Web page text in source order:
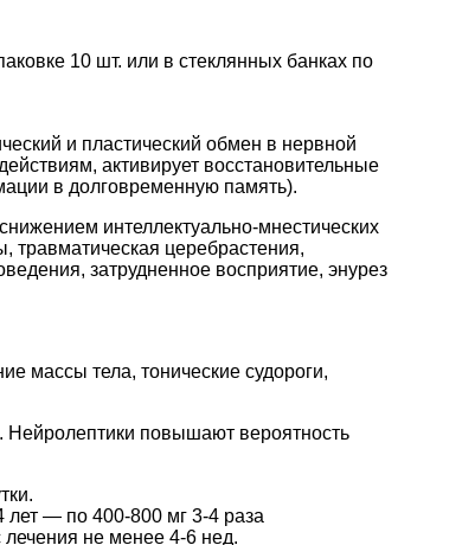
10 шт. или в стеклянных банках по
и пластический обмен в нервной
активирует восстановительные
в долговременную память).
интеллектуально-мнестических
травматическая церебрастения,
затрудненное восприятие, энурез
массы тела, тонические судороги,
Нейролептики повышают вероятность
лет — по 400-800 мг 3-4 раза
не менее 4-6 нед.